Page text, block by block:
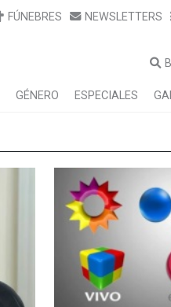
FÚNEBRES NEWSLETTERS
GÉNERO ESPECIALES